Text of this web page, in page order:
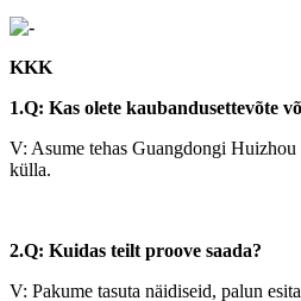
KKK
1.Q: Kas olete kaubandusettevõte
V: Asume tehas Guangdongi Huizhou
külla.
2.Q: Kuidas teilt proove saada?
V: Pakume tasuta näidiseid, palun